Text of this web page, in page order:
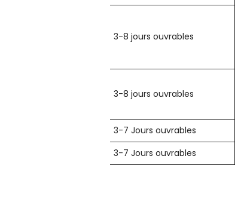
Italie,
Portugal,
Malte,
3-8 jours ouvrables
tchèque,
Slovénie
3-8 jours ouvrables
3-7 Jours ouvrables
3-7 Jours ouvrables